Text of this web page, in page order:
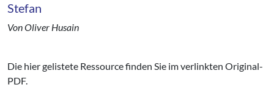
Stefan
Von Oliver Husain
Die hier gelistete Ressource finden Sie im verlinkten Original-
PDF.